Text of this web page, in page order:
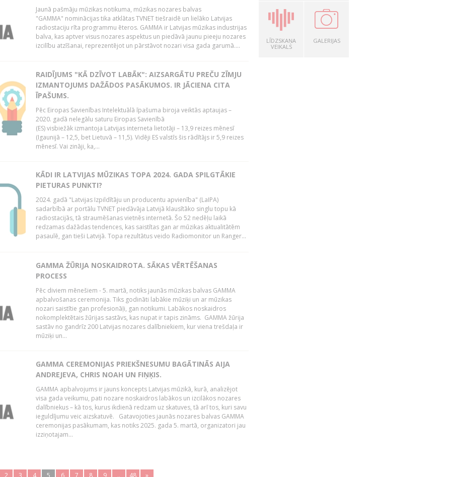
Jaunā pašmāju mūzikas notikuma, mūzikas nozares balvas
"GAMMA" nominācijas tika atklātas TVNET tiešraidē un lielāko Latvijas
radiostaciju rīta programmu ēteros. GAMMA ir Latvijas mūzikas industrijas
balva, kas aptver visus nozares aspektus un piedāvā jaunu pieeju nozares
izcilību atzīšanai, reprezentējot un pārstāvot nozari visa gada garumā....
RAIDĪJUMS "KĀ DZĪVOT LABĀK": AIZSARGĀTU PREČU ZĪMJU
IZMANTOJUMS DAŽĀDOS PASĀKUMOS. IR JĀCIENA CITA
ĪPAŠUMS.
Pēc Eiropas Savienības Intelektuālā īpašuma biroja veiktās aptaujas –
2020. gadā nelegālu saturu Eiropas Savienībā
(ES) visbiežāk izmantoja Latvijas interneta lietotāji – 13,9 reizes mēnesī
(Igaunijā – 12,5, bet Lietuvā – 11,5). Vidēji ES valstīs šis rādītājs ir 5,9 reizes
mēnesī. Vai zināji, ka,...
KĀDI IR LATVIJAS MŪZIKAS TOPA 2024. GADA SPILGTĀKIE
PIETURAS PUNKTI?
2024. gadā "Latvijas Izpildītāju un producentu apvienība" (LaIPA)
sadarbībā ar portālu TVNET piedāvāja Latvijā klausītāko singlu topu kā
radiostacijās, tā straumēšanas vietnēs internetā. Šo 52 nedēļu laikā
redzamas dažādas tendences, kas saistītas gan ar mūzikas aktualitātēm
pasaulē, gan tieši Latvijā. Topa rezultātus veido Radiomonitor un Ranger...
GAMMA ŽŪRIJA NOSKAIDROTA. SĀKAS VĒRTĒŠANAS
PROCESS
Pēc diviem mēnešiem - 5. martā, notiks jaunās mūzikas balvas GAMMA
apbalvošanas ceremonija. Tiks godināti labākie mūziķi un ar mūzikas
nozari saistītie gan profesionāļi, gan notikumi. Labākos noskaidros
nokomplektētais žūrijas sastāvs, kas nupat ir tapis zināms. GAMMA žūrija
sastāv no gandrīz 200 Latvijas nozares dalībniekiem, kur viena trešdaļa ir
mūziķi un...
GAMMA CEREMONIJAS PRIEKŠNESUMU BAGĀTINĀS AIJA
ANDREJEVA, CHRIS NOAH UN FIŅĶIS.
GAMMA apbalvojums ir jauns koncepts Latvijas mūzikā, kurā, analizējot
visa gada veikumu, pati nozare noskaidros labākos un izcilākos nozares
dalībniekus – kā tos, kurus ikdienā redzam uz skatuves, tā arī tos, kuri savu
ieguldījumu veic aizskatuvē. Gatavojoties jaunās nozares balvas GAMMA
ceremonijas pasākumam, kas notiks 2025. gada 5. martā, organizatori jau
izziņotajam...
2 3 4 5 6 7 8 9 .. 48 »
LĪDZSKAŅA
VEIKALS
GALERIJAS